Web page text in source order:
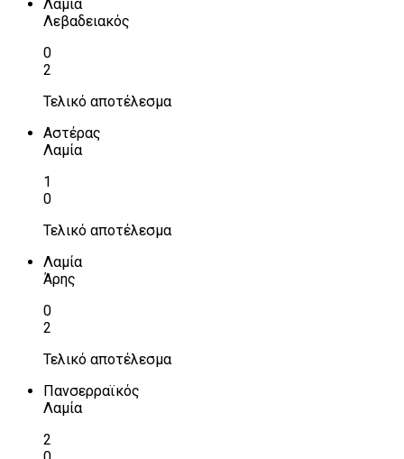
Λαμία
Λεβαδειακός
0
2
Τελικό αποτέλεσμα
Αστέρας
Λαμία
1
0
Τελικό αποτέλεσμα
Λαμία
Άρης
0
2
Τελικό αποτέλεσμα
Πανσερραϊκός
Λαμία
2